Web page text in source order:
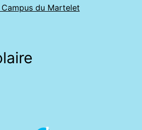
du Martelet